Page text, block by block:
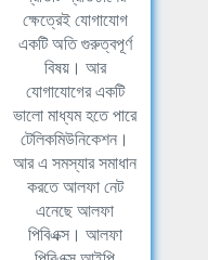
ক্ষেত্রেই যোগাযোগ
একটি অতি গুরুত্বপূর্ণ
বিষয়। আর
যোগাযোগের একটি
ভালো মাধ্যম হতে পারে
টেলিকমিউনিকেশন।
আর এ সমস্যার সমাধান
করতে আলফা নেট
এনেছে আলফা
পিবিএক্স। আলফা